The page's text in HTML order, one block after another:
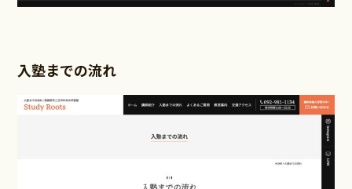
入塾までの流れ